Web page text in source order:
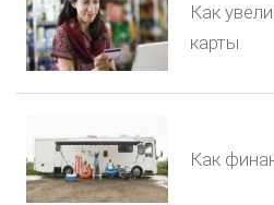
Как
карты
Как